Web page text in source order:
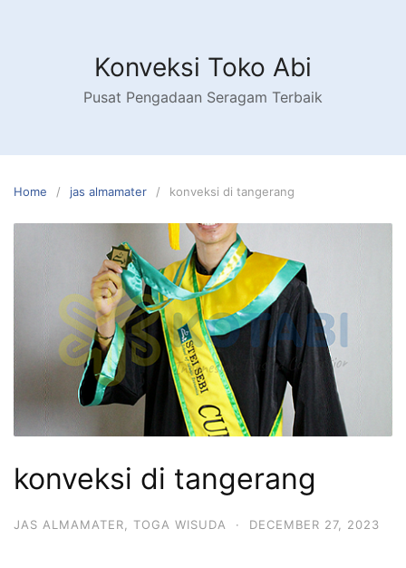
Konveksi Toko Abi
Pusat Pengadaan Seragam Terbaik
Home jas almamater konveksi di tangerang
konveksi di tangerang
JAS ALMAMATER TOGA WISUDA · DECEMBER 27, 2023